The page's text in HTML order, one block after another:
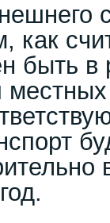
как
быть